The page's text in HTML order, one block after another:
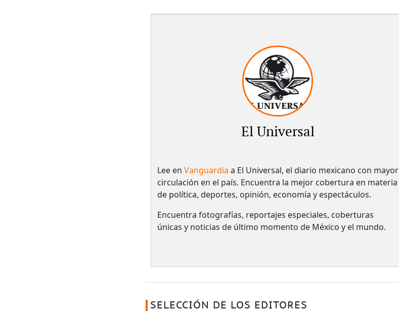
El Universal
Lee en Vanguardia a El Universal, el diario mexicano con mayor
circulación en el país.​ Encuentra la mejor cobertura en materia
de política, deportes, opinión, economía y espectáculos.
Encuentra fotografías, reportajes especiales, coberturas
únicas y noticias de último momento de México y el mundo.
SELECCIÓN DE LOS EDITORES